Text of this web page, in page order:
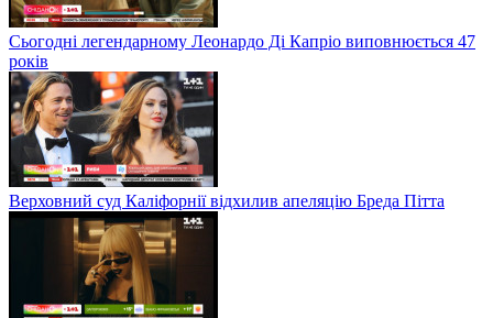
Сьогодні легендарному Леонардо Ді Капріо виповнюється 47
років
Верховний суд Каліфорнії відхилив апеляцію Бреда Пітта